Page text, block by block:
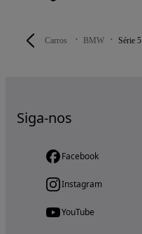
Carros BMW Série 5
Siga-nos
Facebook
Instagram
YouTube